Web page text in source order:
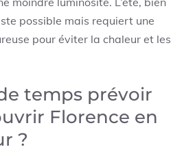
possible mais requiert une
pour éviter la chaleur et les
temps prévoir
Florence en
?